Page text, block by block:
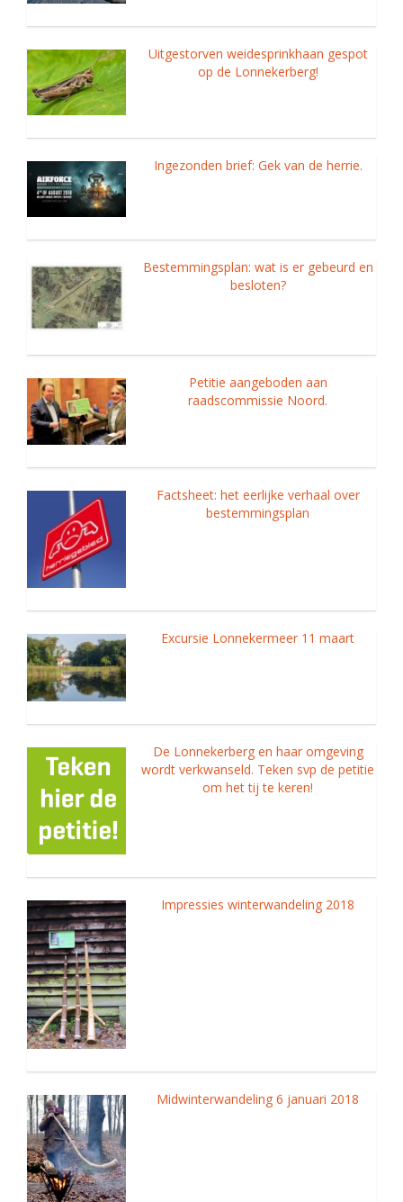
Uitgestorven weidesprinkhaan gespot
op de Lonnekerberg!
Ingezonden brief: Gek van de herrie.
Bestemmingsplan: wat is er gebeurd en
besloten?
Petitie aangeboden aan
raadscommissie Noord.
Factsheet: het eerlijke verhaal over
bestemmingsplan
Excursie Lonnekermeer 11 maart
De Lonnekerberg en haar omgeving
wordt verkwanseld. Teken svp de petitie
om het tij te keren!
Impressies winterwandeling 2018
Midwinterwandeling 6 januari 2018